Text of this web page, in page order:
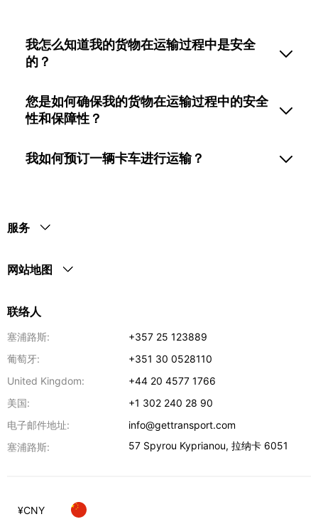
我怎么知道我的货物在运输过程中是安全
的？
您是如何确保我的货物在运输过程中的安全
性和保障性？
我如何预订一辆卡车进行运输？
服务
网站地图
联络人
塞浦路斯:
+357 25 123889
葡萄牙:
+351 30 0528110
United Kingdom:
+44 20 4577 1766
美国:
+1 302 240 28 90
电子邮件地址:
info@gettransport.com
塞浦路斯:
57 Spyrou Kyprianou,拉纳卡 6051
¥CNY